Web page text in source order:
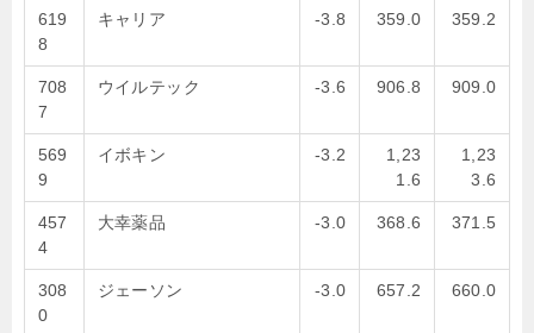
619
8
キャリア -3.8 359.0 359.2
708
7
ウイルテック -3.6 906.8 909.0
569
9
イボキン -3.2
1,23
1.6
1,23
3.6
457
4
大幸薬品 -3.0 368.6 371.5
308
0
ジェーソン -3.0 657.2 660.0